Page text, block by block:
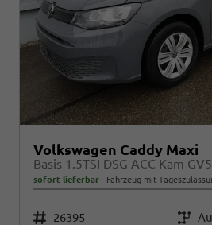
Volkswagen Caddy Maxi
Basis 1.5TSI DSG ACC Kam
sofort lieferbar Fahrzeug mit
Fahrzeugnr. 26395 Getriebe